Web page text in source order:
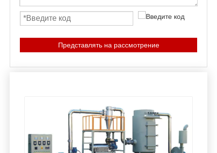
Представлять на рассмотрение